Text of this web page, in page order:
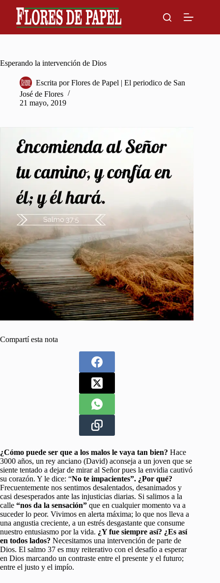
content
Esperando la intervención de Dios
Escrita por Flores de Papel | El periodico de San
José de Flores
21 mayo, 2019
Compartí esta nota
¿Cómo puede ser que a los malos le vaya tan bien? Hace
3000 años, un rey anciano (David) aconseja a un joven que se
siente tentado a dejar de mirar al Señor pues la envidia cautivó
su corazón. Y le dice: “No te impacientes”. ¿Por qué?
Frecuentemente nos sentimos desalentados, desanimados y
casi desesperados ante las injusticias diarias. Si salimos a la
calle “nos da la sensación” que en cualquier momento va a
suceder lo peor. Vivimos en alerta máxima; lo que nos lleva a
una angustia creciente, a un estrés desgastante que consume
nuestro entusiasmo por la vida. ¿Y fue siempre así? ¿Es así
en todos lados? Necesitamos una intervención de parte de
Dios. El salmo 37 es muy reiterativo con el desafío a esperar
en Dios marcando un contraste entre el presente y el futuro;
entre el justo y el impío.